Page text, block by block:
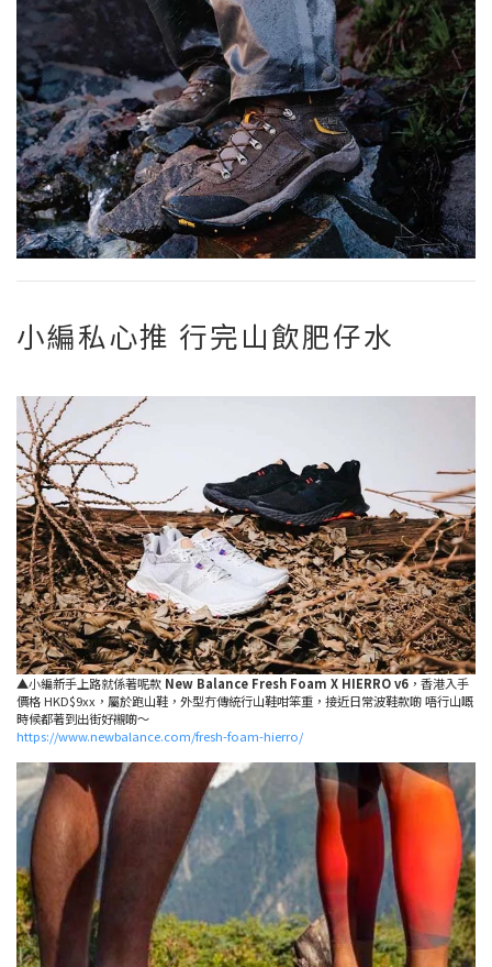
小編私心推 行完山飲肥仔水
▲小編新手上路就係著呢款 New Balance Fresh Foam X HIERRO v6 ，香港入手
價格 HKD$9xx，屬於跑山鞋，外型冇傳統行山鞋咁笨重，接近日常波鞋款啲 唔行山嘅
時候都著到出街好襯啲～
https://www.newbalance.com/fresh-foam-hierro/